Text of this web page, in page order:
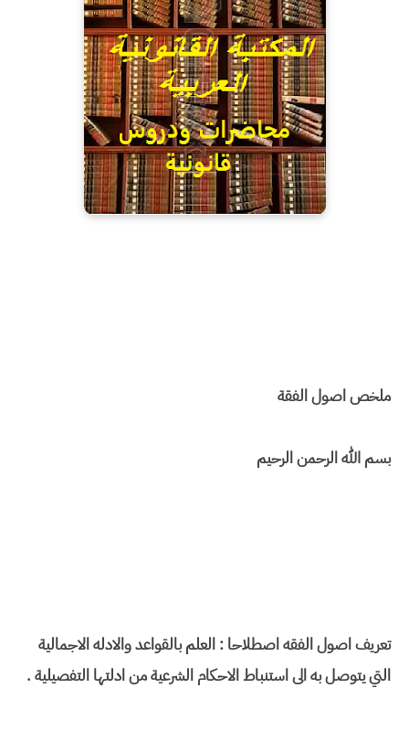
ملخص اصول الفقة
بسم الله الرحمن الرحيم
تعريف اصول الفقه اصطلاحا : العلم بالقواعد والادله الاجمالية
التي يتوصل به الى استنباط الاحكام الشرعية من ادلتها التفصيلية .